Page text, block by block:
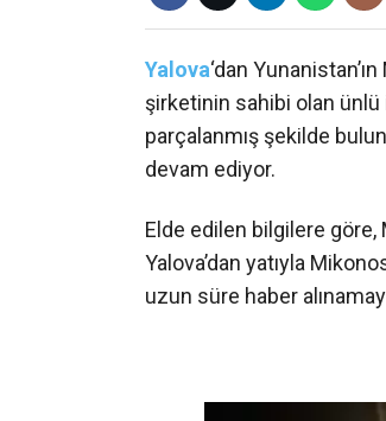
Yalova‘dan
şirketinin sahibi olan ünlü
parçalanmış şekilde
devam ediyor.
Elde edilen bilgilere
Yalova’dan yatıyla
uzun süre haber